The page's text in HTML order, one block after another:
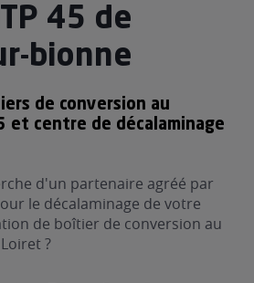
45 de
bionne
de conversion au
et centre de décalaminage
d'un partenaire agréé par
le décalaminage de votre
de boîtier de conversion au
?